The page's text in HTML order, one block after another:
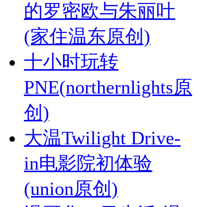
的罗密欧与朱丽叶
(家住温东原创)
十小时玩转
PNE(northernlights原
创)
大温Twilight Drive-
in电影院初体验
(union原创)